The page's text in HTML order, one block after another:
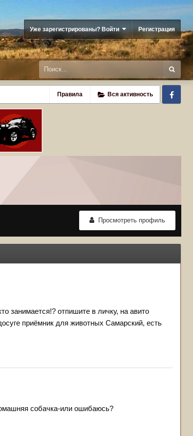
Уже зарегистрированы? Войти Регистрация
Правила Вся активность
Просмотреть профиль
занимается!? отпишите в личку, на авито
приёмник для животных Самарский, есть
собачка-или ошибаюсь?